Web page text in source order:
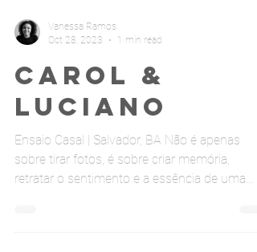
Oct 28, 2023
1 min read
Carol &
Luciano
Ensaio Casal | Salvador, BA Não é apenas
sobre tirar fotos, é sobre criar memória,